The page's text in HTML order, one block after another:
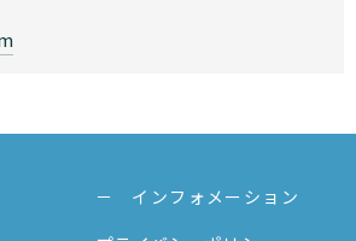
－ インフォメーション